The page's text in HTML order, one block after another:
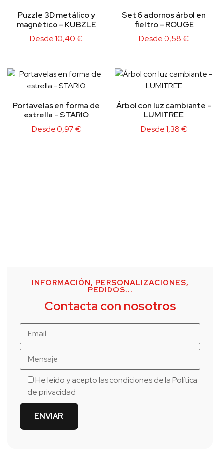
Puzzle 3D metálico y
magnético – KUBZLE
Desde10,40€
Set 6 adornos árbol en
fieltro – ROUGE
Desde0,58€
Portavelas en forma de
estrella – STARIO
Desde0,97€
Árbol con luz cambiante –
LUMITREE
Desde1,38€
INFORMACIÓN, PERSONALIZACIONES,
PEDIDOS...
Contacta con nosotros
He leído y acepto las condiciones de laPolítica
de privacidad